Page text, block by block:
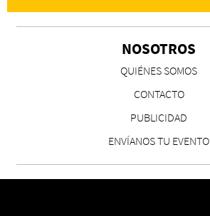
CS, de José María Salazar
Invitadxs EnLima
NOSOTROS
QUIÉNES SOMOS
CONTACTO
PUBLICIDAD
ENVÍANOS TU EVENTO